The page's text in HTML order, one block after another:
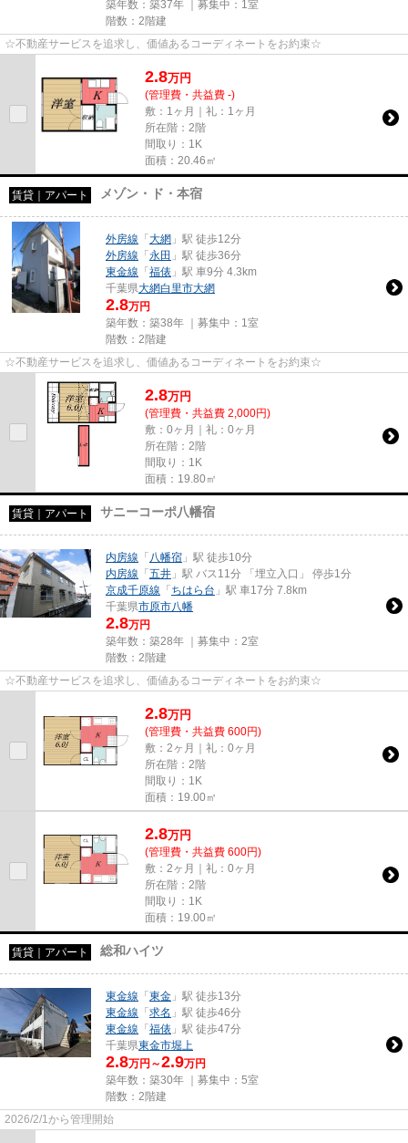
築年数：築37年 ｜募集中： 1室
階数：2階建
☆不動産サービスを追求し、価値あるコーディネートをお約束☆
2.8万円
(管理費・共益費 -)
敷：1ヶ月｜礼：1ヶ月
所在階：2階
間取り：1K
面積：20.46㎡
賃貸｜アパート メゾン・ド・本宿
外房線 「 大網 」駅 徒歩12分
外房線 「 永田 」駅 徒歩36分
東金線 「 福俵 」駅 車9分 4.3km
千葉県大網白里市大網
2.8万円
築年数：築38年 ｜募集中： 1室
階数：2階建
☆不動産サービスを追求し、価値あるコーディネートをお約束☆
2.8万円
(管理費・共益費 2,000円)
敷：0ヶ月｜礼：0ヶ月
所在階：2階
間取り：1K
面積：19.80㎡
賃貸｜アパート サニーコーポ八幡宿
内房線 「 八幡宿 」駅 徒歩10分
内房線 「 五井 」駅 バス11分 「埋立入口」 停歩1分
京成千原線 「 ちはら台 」駅 車17分 7.8km
千葉県市原市八幡
2.8万円
築年数：築28年 ｜募集中： 2室
階数：2階建
☆不動産サービスを追求し、価値あるコーディネートをお約束☆
2.8万円
(管理費・共益費 600円)
敷：2ヶ月｜礼：0ヶ月
所在階：2階
間取り：1K
面積：19.00㎡
2.8万円
(管理費・共益費 600円)
敷：2ヶ月｜礼：0ヶ月
所在階：2階
間取り：1K
面積：19.00㎡
賃貸｜アパート 総和ハイツ
東金線 「 東金 」駅 徒歩13分
東金線 「 求名 」駅 徒歩46分
東金線 「 福俵 」駅 徒歩47分
千葉県東金市堀上
2.8万円～2.9万円
築年数：築30年 ｜募集中： 5室
階数：2階建
2026/2/1から管理開始